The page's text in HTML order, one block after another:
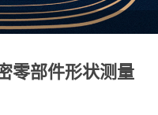
零部件形状测量